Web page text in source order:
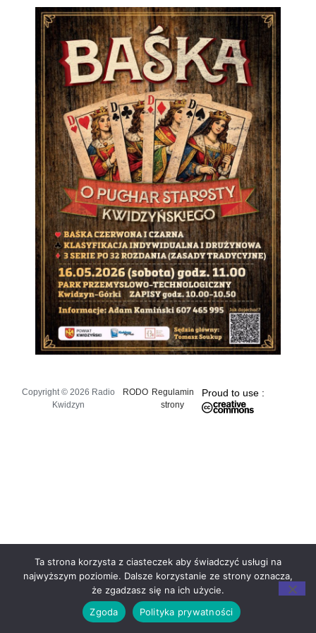
Copyright © 2026 Radio
Kwidzyn
RODO Regulamin
strony
Proud to use :
Ta strona korzysta z ciasteczek aby świadczyć usługi na
najwyższym poziomie. Dalsze korzystanie ze strony oznacza,
że zgadzasz się na ich użycie.
Zgoda
Polityka prywatności